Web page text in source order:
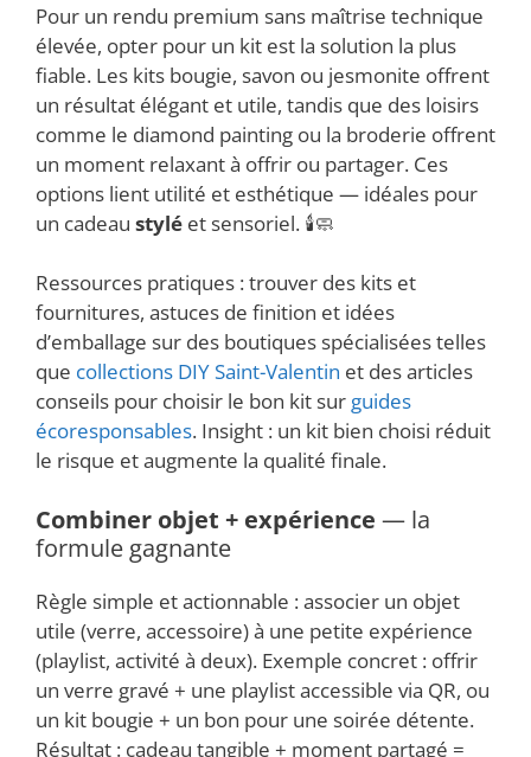
Pour un rendu premium sans maîtrise technique
élevée, opter pour un kit est la solution la plus
fiable. Les kits bougie, savon ou jesmonite offrent
un résultat élégant et utile, tandis que des loisirs
comme le diamond painting ou la broderie offrent
un moment relaxant à offrir ou partager. Ces
options lient utilité et esthétique — idéales pour
un cadeau stylé et sensoriel. 🕯️🧼
Ressources pratiques : trouver des kits et
fournitures, astuces de finition et idées
d’emballage sur des boutiques spécialisées telles
que collections DIY Saint-Valentin et des articles
conseils pour choisir le bon kit sur guides
écoresponsables. Insight : un kit bien choisi réduit
le risque et augmente la qualité finale.
Combiner objet + expérience — la
formule gagnante
Règle simple et actionnable : associer un objet
utile (verre, accessoire) à une petite expérience
(playlist, activité à deux). Exemple concret : offrir
un verre gravé + une playlist accessible via QR, ou
un kit bougie + un bon pour une soirée détente.
Résultat : cadeau tangible + moment partagé =